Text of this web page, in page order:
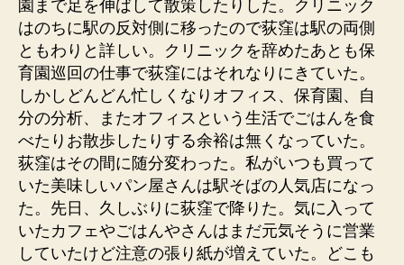
園まで足を伸ばして散策したりした。クリニック
はのちに駅の反対側に移ったので荻窪は駅の両側
ともわりと詳しい。クリニックを辞めたあとも保
育園巡回の仕事で荻窪にはそれなりにきていた。
しかしどんどん忙しくなりオフィス、保育園、自
分の分析、またオフィスという生活でごはんを食
べたりお散歩したりする余裕は無くなっていた。
荻窪はその間に随分変わった。私がいつも買って
いた美味しいパン屋さんは駅そばの人気店になっ
た。先日、久しぶりに荻窪で降りた。気に入って
いたカフェやごはんやさんはまだ元気そうに営業
していたけど注意の張り紙が増えていた。どこも